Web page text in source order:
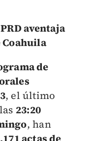
aventaja
de
, el último
23:20
, han